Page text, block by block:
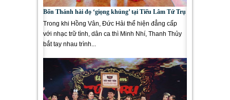
Bốn Thánh hài đọ ‘giọng khủng’ tại Tiếu Lâm Tứ Trụ
Trong khi Hồng Vân, Đức Hải thể hiện đẳng cấp
với nhạc trữ tình, dân ca thì Minh Nhí, Thanh Thủy
bắt tay nhau trình...